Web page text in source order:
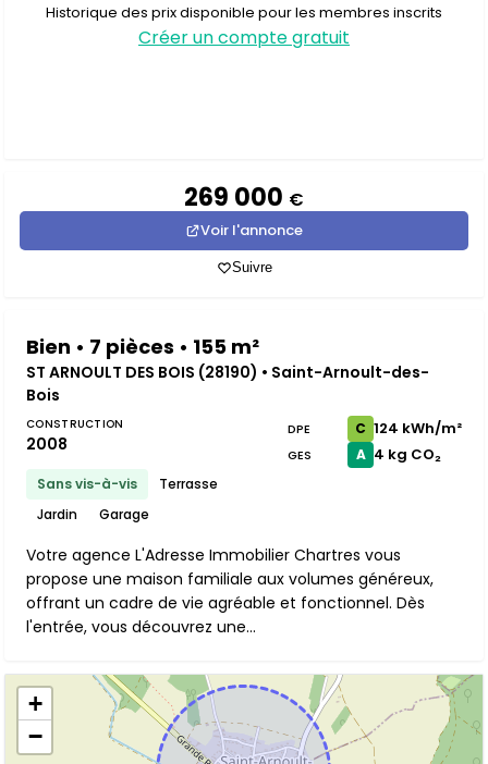
Historique des prix disponible pour les membres inscrits
Créer un compte gratuit
269 000 €
Voir l'annonce
Suivre
Bien • 7 pièces • 155 m²
ST ARNOULT DES BOIS (28190) • Saint-Arnoult-des-
Bois
CONSTRUCTION
2008
Sans vis-à-vis
Terrasse
Jardin
Garage
DPE C 124 kWh/m²
GES A 4 kg CO₂
Votre agence L'Adresse Immobilier Chartres vous
propose une maison familiale aux volumes généreux,
offrant un cadre de vie agréable et fonctionnel. Dès
l'entrée, vous découvrez une...
+
−